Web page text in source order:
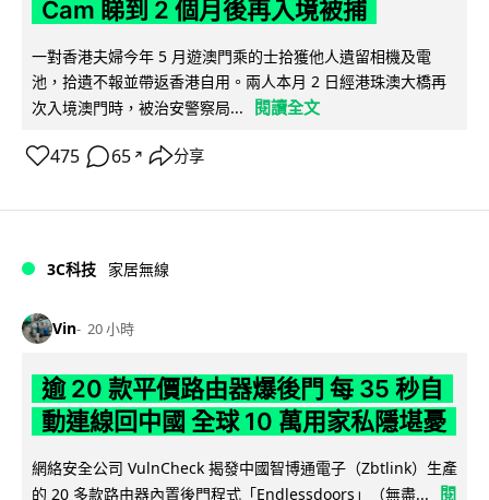
Cam 睇到 2 個月後再入境被捕
一對香港夫婦今年 5 月遊澳門乘的士拾獲他人遺留相機及電
池，拾遺不報並帶返香港自用。兩人本月 2 日經港珠澳大橋再
次入境澳門時，被治安警察局...
閱讀全文
475 65 ↗ 分享
3C科技 家居無線
Vin 20 小時
逾 20 款平價路由器爆後門 每 35 秒自
動連線回中國 全球 10 萬用家私隱堪憂
網絡安全公司 VulnCheck 揭發中國智博通電子（Zbtlink）生產
的 20 多款路由器內置後門程式「Endlessdoors」（無盡...
閱